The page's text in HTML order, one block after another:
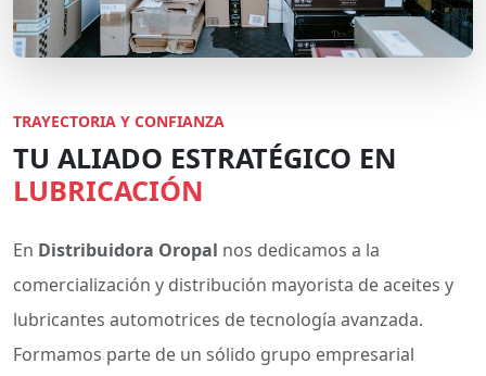
TRAYECTORIA Y CONFIANZA
TU ALIADO ESTRATÉGICO EN
LUBRICACIÓN
En Distribuidora Oropal nos dedicamos a la
comercialización y distribución mayorista de aceites y
lubricantes automotrices de tecnología avanzada.
Formamos parte de un sólido grupo empresarial